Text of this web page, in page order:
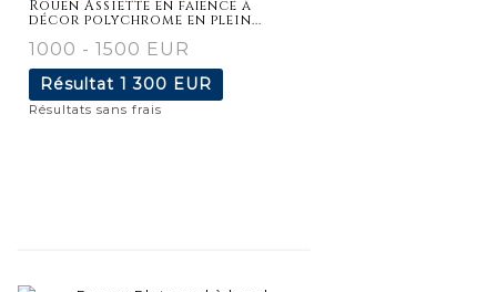
Rouen Assiette en faïence à
décor polychrome en plein...
1000 - 1500 EUR
Résultat 1 300 EUR
Résultats sans frais